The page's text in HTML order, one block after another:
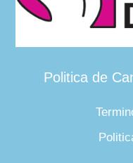
Politica de